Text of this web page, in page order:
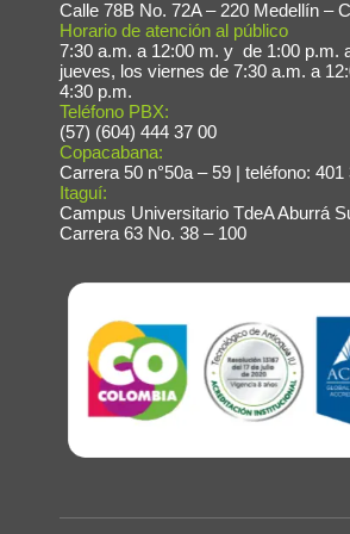
Calle 78B No. 72A – 220 Medellín –
Horario de atención al público
7:30 a.m. a 12:00 m. y de 1:00 p.m.
jueves, los viernes de 7:30 a.m. a
4:30 p.m.
Teléfono PBX:
(57) (604) 444 37 00
Copacabana:
Carrera 50 n°50a – 59 | teléfono: 401
Itaguí:
Campus Universitario TdeA Aburrá
Carrera 63 No. 38 – 100